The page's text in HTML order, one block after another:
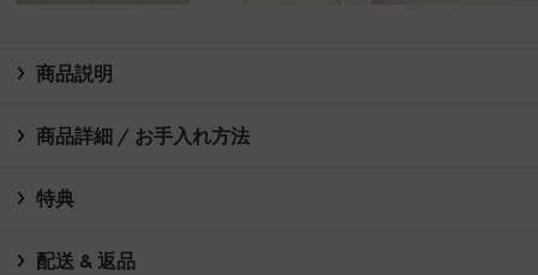
商品説明
商品詳細 / お手入れ方法
特典
配送 & 返品